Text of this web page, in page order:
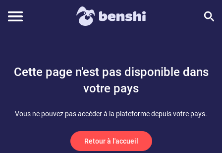
Cette page n'est pas disponible dans
votre pays
Vous ne pouvez pas accéder à la plateforme depuis votre pays.
Retour à l'accueil